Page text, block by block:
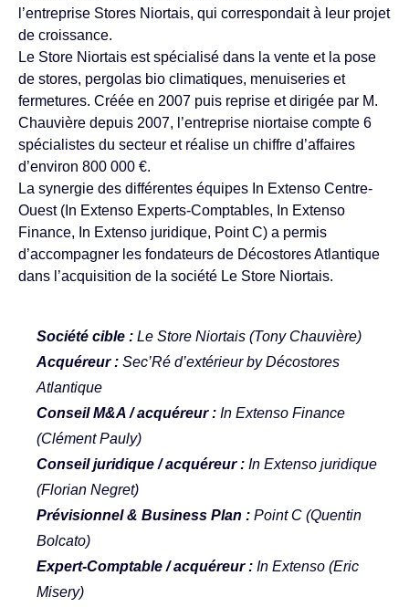
l’entreprise Stores Niortais, qui correspondait à leur projet
de croissance.
Le Store Niortais est spécialisé dans la vente et la pose
de stores, pergolas bio climatiques, menuiseries et
fermetures. Créée en 2007 puis reprise et dirigée par M.
Chauvière depuis 2007, l’entreprise niortaise compte 6
spécialistes du secteur et réalise un chiffre d’affaires
d’environ 800 000 €.
La synergie des différentes équipes In Extenso Centre-
Ouest (In Extenso Experts-Comptables, In Extenso
Finance, In Extenso juridique, Point C) a permis
d’accompagner les fondateurs de Décostores Atlantique
dans l’acquisition de la société Le Store Niortais.
Société cible : Le Store Niortais (Tony Chauvière)
Acquéreur : Sec’Ré d’extérieur byDécostores
Atlantique
Conseil M&A / acquéreur : In Extenso Finance
(Clément Pauly)
Conseil juridique / acquéreur : In Extenso juridique
(Florian Negret)
Prévisionnel & Business Plan : Point C (Quentin
Bolcato)
Expert-Comptable / acquéreur : In Extenso (Eric
Misery)